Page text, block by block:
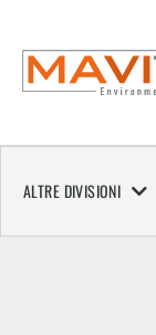
ALTRE DIVISIONI